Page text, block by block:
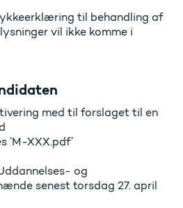
til behandling af
vil ikke komme i
med til forslaget til en
’M-XXX.pdf’
og
senest torsdag 27. april